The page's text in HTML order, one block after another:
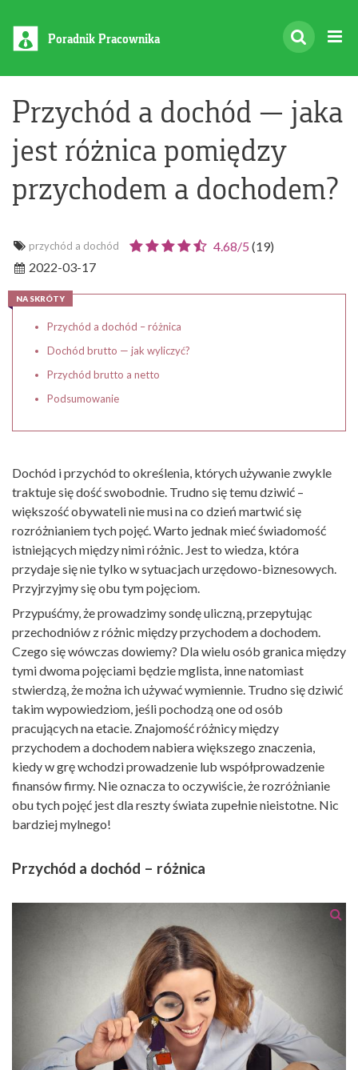
Poradnik Pracownika
Przychód a dochód — jaka
jest różnica pomiędzy
przychodem a dochodem?
przychód a dochód 4.68/5 (19)
2022-03-17
NA SKRÓTY
Przychód a dochód – różnica
Dochód brutto — jak wyliczyć?
Przychód brutto a netto
Podsumowanie
Dochód i przychód to określenia, których używanie zwykle
traktuje się dość swobodnie. Trudno się temu dziwić –
większość obywateli nie musi na co dzień martwić się
rozróżnianiem tych pojęć. Warto jednak mieć świadomość
istniejących między nimi różnic. Jest to wiedza, która
przydaje się nie tylko w sytuacjach urzędowo-biznesowych.
Przyjrzyjmy się obu tym pojęciom.
Przypuśćmy, że prowadzimy sondę uliczną, przepytując
przechodniów z różnic między przychodem a dochodem.
Czego się wówczas dowiemy? Dla wielu osób granica między
tymi dwoma pojęciami będzie mglista, inne natomiast
stwierdzą, że można ich używać wymiennie. Trudno się dziwić
takim wypowiedziom, jeśli pochodzą one od osób
pracujących na etacie. Znajomość różnicy między
przychodem a dochodem nabiera większego znaczenia,
kiedy w grę wchodzi prowadzenie lub współprowadzenie
finansów firmy. Nie oznacza to oczywiście, że rozróżnianie
obu tych pojęć jest dla reszty świata zupełnie nieistotne. Nic
bardziej mylnego!
Przychód a dochód – różnica